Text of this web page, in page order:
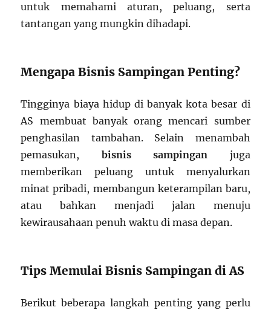
untuk memahami aturan, peluang, serta
tantangan yang mungkin dihadapi.
Mengapa Bisnis Sampingan Penting?
Tingginya biaya hidup di banyak kota besar di
AS membuat banyak orang mencari sumber
penghasilan tambahan. Selain menambah
pemasukan, bisnis sampingan juga
memberikan peluang untuk menyalurkan
minat pribadi, membangun keterampilan baru,
atau bahkan menjadi jalan menuju
kewirausahaan penuh waktu di masa depan.
Tips Memulai Bisnis Sampingan di AS
Berikut beberapa langkah penting yang perlu